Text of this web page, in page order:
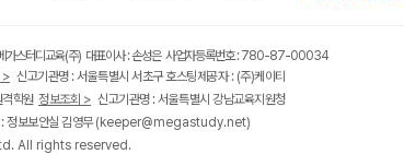
가스터디교육(주) 대표이사 : 손성은 사업자등록번호 : 780-87-00034
> 신고기관명 : 서울특별시 서초구 호스팅제공자 : (주)케이티
학원 정보조회 > 신고기관명 : 서울특별시 강남교육지원청
보보안실 김영무(keeper@megastudy.net)
All rights reserved.